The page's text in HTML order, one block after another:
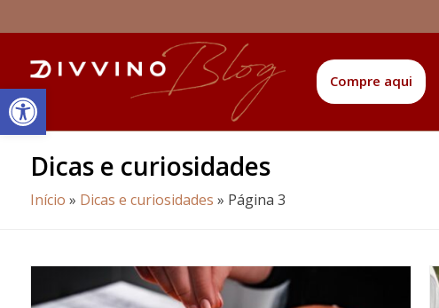
Barra de Ferramentas Aberta Compre aqui
Dicas e curiosidades
Início » Dicas e curiosidades » Página 3